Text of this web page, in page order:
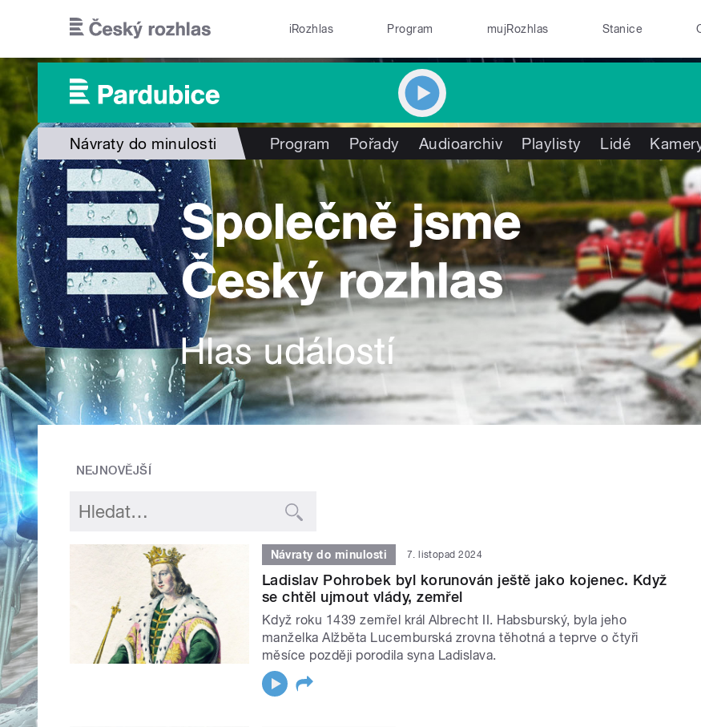
iRozhlas Program mujRozhlas Stanice
Návraty do minulosti Program Pořady Audioarchiv Playlisty Lidé
NEJNOVĚJŠÍ
Návraty do minulosti 7. listopad 2024
Ladislav Pohrobek byl korunován ještě jako kojenec. Když
se chtěl ujmout vlády, zemřel
Když roku 1439 zemřel král Albrecht II. Habsburský, byla jeho
manželka Alžběta Lucemburská zrovna těhotná a teprve o čtyři
měsíce později porodila syna Ladislava.